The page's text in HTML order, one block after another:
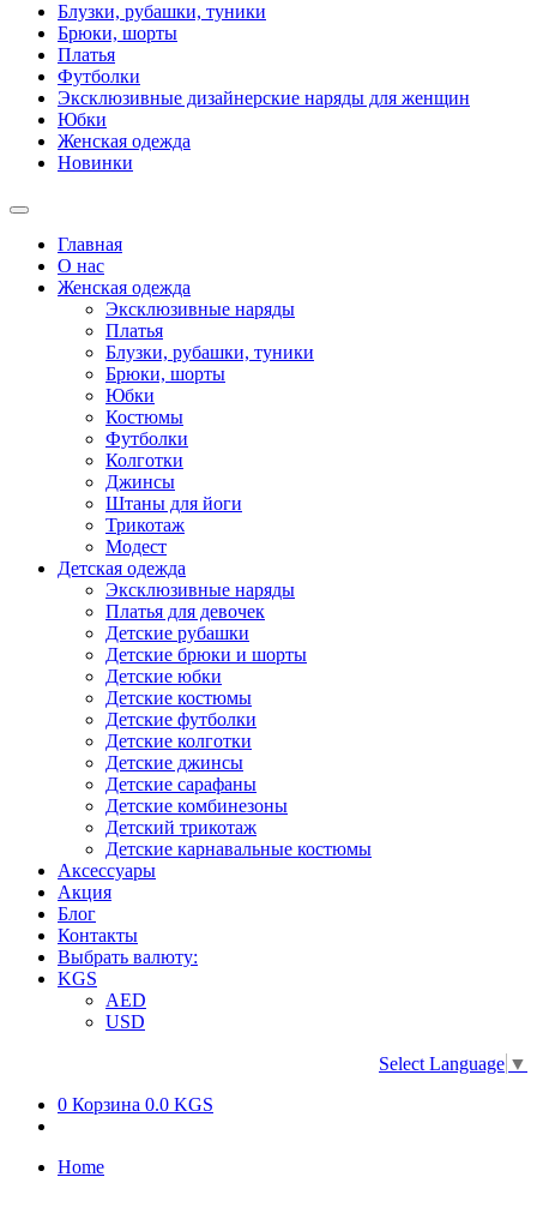
Блузки, рубашки, туники
Брюки, шорты
Платья
Футболки
Эксклюзивные дизайнерские наряды для женщин
Юбки
Женская одежда
Новинки
Главная
О нас
Женская одежда
Эксклюзивные наряды
Платья
Блузки, рубашки, туники
Брюки, шорты
Юбки
Костюмы
Футболки
Колготки
Джинсы
Штаны для йоги
Трикотаж
Модест
Детская одежда
Эксклюзивные наряды
Платья для девочек
Детские рубашки
Детские брюки и шорты
Детские юбки
Детские костюмы
Детские футболки
Детские колготки
Детские джинсы
Детские сарафаны
Детские комбинезоны
Детский трикотаж
Детские карнавальные костюмы
Аксессуары
Акция
Блог
Контакты
Выбрать валюту:
KGS
AED
USD
Select Language ▼
0 Корзина 0.0 KGS
Home